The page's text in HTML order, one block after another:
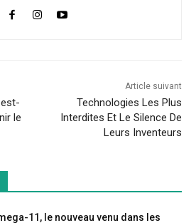
le
Article suivant
Technologies Les Plus
Interdites Et Le Silence De
Leurs Inventeurs
11, le nouveau venu dans les